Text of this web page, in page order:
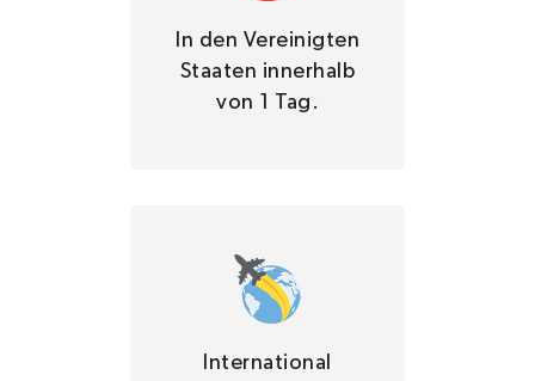
In den Vereinigten
Staaten innerhalb
von 1 Tag.
International